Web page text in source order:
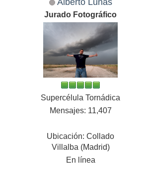
Jurado Fotográfico
Supercélula Tornádica
Mensajes: 11,407
Ubicación: Collado
Villalba (Madrid)
En línea